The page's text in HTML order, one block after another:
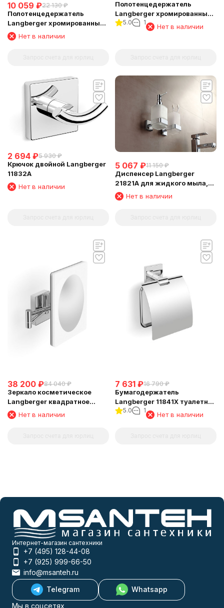
10 059 ₽22 130 ₽
Полотенцедержатель
Langberger хромированный
к стене двойной поворотный
11808E
Нет в наличии
Полотенцедержатель
Langberger хромированный
к стене телескопический
33-53 см 11809A
5.0 1
Нет в наличии
2 694 ₽5 930 ₽
Крючок двойной Langberger
11832A
Нет в наличии
5 067 ₽11 150 ₽
Диспенсер Langberger
21821A для жидкого мыла,
стеклянный, к стене,
квадратный
Нет в наличии
38 200 ₽84 040 ₽
Зеркало косметическое
Langberger квадратное
поворотное с подсветкой
73485
Нет в наличии
7 631 ₽16 790 ₽
Бумагодержатель
Langberger 11841X туалетной
бумаги с крышкой
5.0 1
Нет в наличии
Интернет-магазин сантехники
+7 (495) 128-44-08
+7 (925) 999-66-50
info@msanteh.ru
Telegram
Whatsapp
Мы в соцсетях